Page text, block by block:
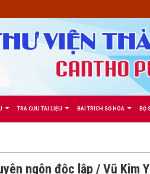
TRA CỨU TÀI LIỆU BÀI TRÍCH SỐ HÓA BỘ
ngôn độc lập / Vũ Kim